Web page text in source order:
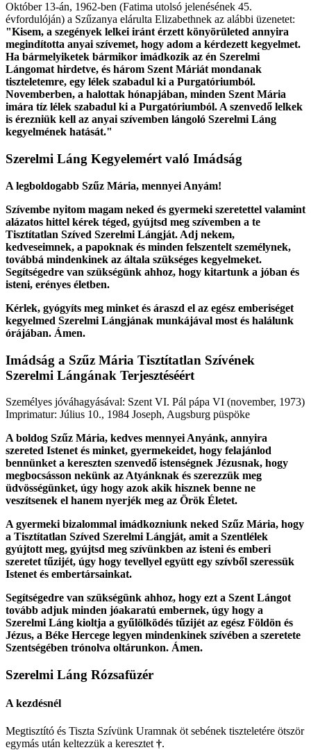
Október 13-án, 1962-ben (Fatima utolsó jelenésének 45.
évfordulóján) a Szűzanya elárulta Elizabethnek az alábbi üzenetet:
"Kisem, a szegények lelkei iránt érzett könyörületed annyira
megindította anyai szívemet, hogy adom a kérdezett kegyelmet.
Ha bármelyiketek bármikor imádkozik az én Szerelmi
Lángomat hirdetve, és három Szent Máriát mondanak
tiszteletemre, egy lélek szabadul ki a Purgatóriumból.
Novemberben, a halottak hónapjában, minden Szent Mária
imára tíz lélek szabadul ki a Purgatóriumból. A szenvedő lelkek
is érezniük kell az anyai szívemben lángoló Szerelmi Láng
kegyelmének hatását."
Szerelmi Láng Kegyelemért való Imádság
A legboldogabb Szűz Mária, mennyei Anyám!
Szívembe nyitom magam neked és gyermeki szeretettel valamint
alázatos hittel kérek téged, gyújtsd meg szívemben a te
Tisztítatlan Szíved Szerelmi Lángját. Adj nekem,
kedveseimnek, a papoknak és minden felszentelt személynek,
továbbá mindenkinek az általa szükséges kegyelmeket.
Segítségedre van szükségünk ahhoz, hogy kitartunk a jóban és
isteni, erényes életben.
Kérlek, gyógyíts meg minket és áraszd el az egész emberiséget
kegyelmed Szerelmi Lángjának munkájával most és halálunk
órájában. Ámen.
Imádság a Szűz Mária Tisztítatlan Szívének
Szerelmi Lángának Terjesztéséért
Személyes jóváhagyásával: Szent VI. Pál pápa VI (november, 1973)
Imprimatur: Július 10., 1984 Joseph, Augsburg püspöke
A boldog Szűz Mária, kedves mennyei Anyánk, annyira
szereted Istenet és minket, gyermekeidet, hogy felajánlod
bennünket a kereszten szenvedő istenségnek Jézusnak, hogy
megbocsásson nekünk az Atyánknak és szerezzük meg
üdvösségünket, úgy hogy azok akik hisznek benne ne
veszítsenek el hanem nyerjék meg az Örök Életet.
A gyermeki bizalommal imádkozniunk neked Szűz Mária, hogy
a Tisztítatlan Szíved Szerelmi Lángját, amit a Szentlélek
gyújtott meg, gyújtsd meg szívünkben az isteni és emberi
szeretet tűzijét, úgy hogy tevellyel együtt egy szívből szeressük
Istenet és embertársainkat.
Segítségedre van szükségünk ahhoz, hogy ezt a Szent Lángot
tovább adjuk minden jóakaratú embernek, úgy hogy a
Szerelmi Láng kioltja a gyűlölködés tűzijét az egész Földön és
Jézus, a Béke Hercege legyen mindenkinek szívében a szeretete
Szentségében trónolva oltárunkon. Ámen.
Szerelmi Láng Rózsafüzér
A kezdésnél
Megtisztító és Tiszta Szívünk Uramnak öt sebének tiszteletére ötször
egymás után keltezzük a keresztet †.